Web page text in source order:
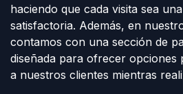
haciendo que cada visita sea
satisfactoria. Además, en
contamos con una sección de
diseñada para ofrecer opciones
a nuestros clientes mientras